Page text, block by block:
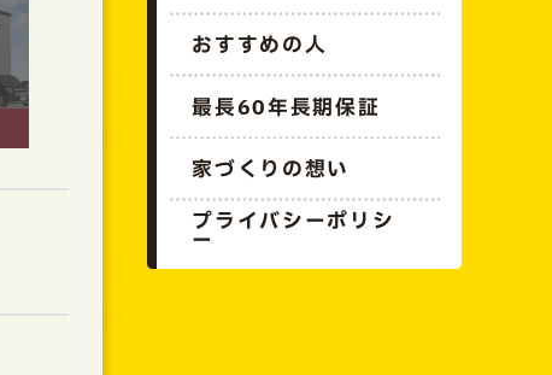
おすすめの人
最長60年長期保証
家づくりの想い
プライバシーポリシ
ー